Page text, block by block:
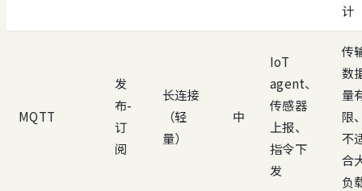
计
MQTT
发
布-
订
阅
长连接
（轻
量）
中
IoT
agent、
传感器
上报、
指令下
发
传
数
量
限
不
合
负